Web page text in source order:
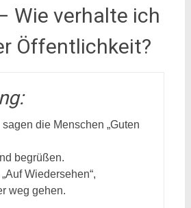
Wie verhalte ich
Öffentlichkeit?
sagen die Menschen „Guten
begrüßen.
Wiedersehen“,
weg gehen.